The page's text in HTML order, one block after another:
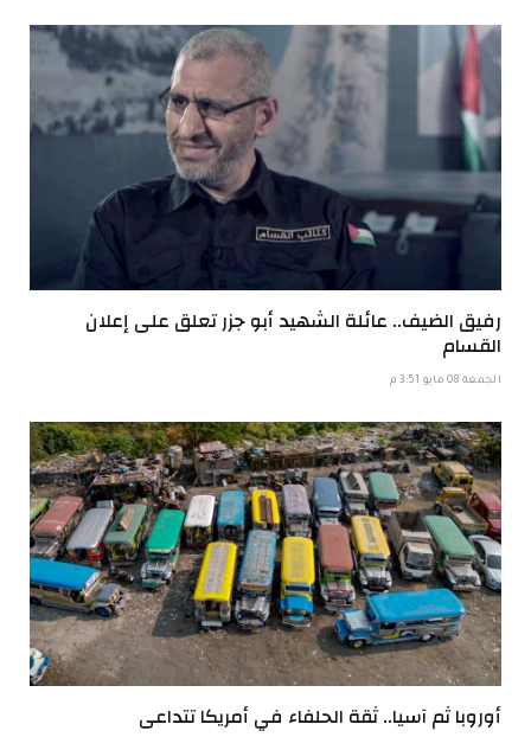
رفيق الضيف.. عائلة الشهيد أبو جزر تعلق على إعلان
القسام
الجمعة 08 مايو 3:51 م
أوروبا ثم آسيا.. ثقة الحلفاء في أمريكا تتداعى